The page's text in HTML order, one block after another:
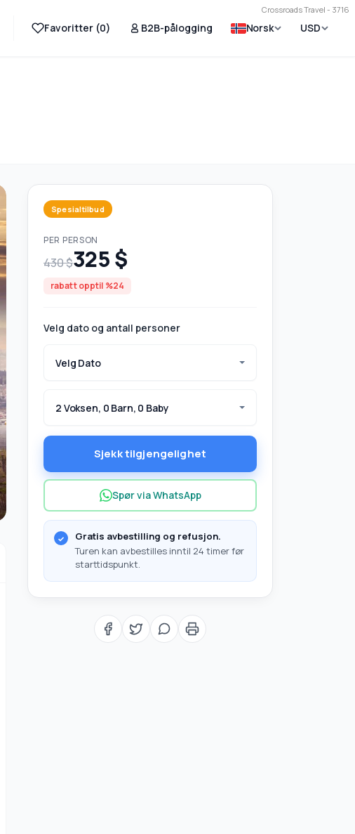
Crossroads Travel - 3716
Favoritter (0) B2B-pålogging Norsk USD
Spesialtilbud
PER PERSON
430 $325 $
rabatt opptil %24
Velg dato og antall personer
Velg Dato
2 Voksen, 0 Barn, 0 Baby
Sjekk tilgjengelighet
Spør via WhatsApp
Gratis avbestilling og refusjon.
Turen kan avbestilles inntil 24 timer før
starttidspunkt.